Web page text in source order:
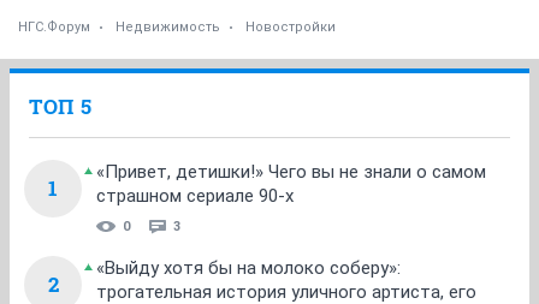
НГС.Форум Недвижимость Новостройки
ТОП 5
1
«Привет, детишки!» Чего вы не знали о самом
страшном сериале 90-х
0 3
2
«Выйду хотя бы на молоко соберу»:
трогательная история уличного артиста, его